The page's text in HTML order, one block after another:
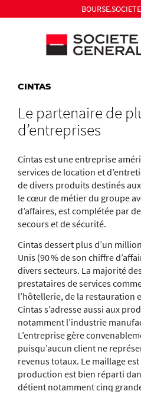
CINTAS
Le partenaire de
d’entreprises
Cintas est une entreprise
services de location et
de divers produits destinés
le cœur de métier du groupe
d’affaires, est complétée par
secours et de sécurité.
Cintas dessert plus d’un
Unis (90 % de son chiffre
divers secteurs. La majorité
prestataires de services
l’hôtellerie, de la restauration
Cintas s’adresse aussi aux
notamment l’industrie
L’entreprise gère
puisqu’aucun client ne
revenus totaux. Le maillage
production est bien réparti
détient notamment cinq